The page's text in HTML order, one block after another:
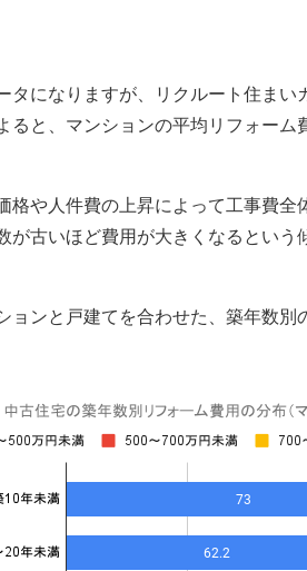
タになりますが、リクルート住ま
ると、マンションの平均リフォーム
格や人件費の上昇によって工事費
が古いほど費用が大きくなるという
ョンと戸建てを合わせた、築年数別